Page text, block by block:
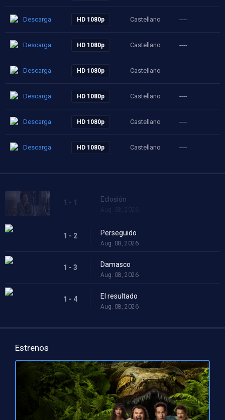
Descarga HD 1080p Castellano ----
Descarga HD 1080p Castellano ----
Descarga HD 1080p Castellano ----
Descarga HD 1080p Castellano ----
Descarga HD 1080p Castellano ----
Descarga HD 1080p Castellano ----
1 - 1 Eclosión
Aug. 08, 2026
1 - 2 Perseguido
Aug. 08, 2026
1 - 3 Damasco
Aug. 08, 2026
1 - 4 El resultado
Aug. 08, 2026
Estrenos